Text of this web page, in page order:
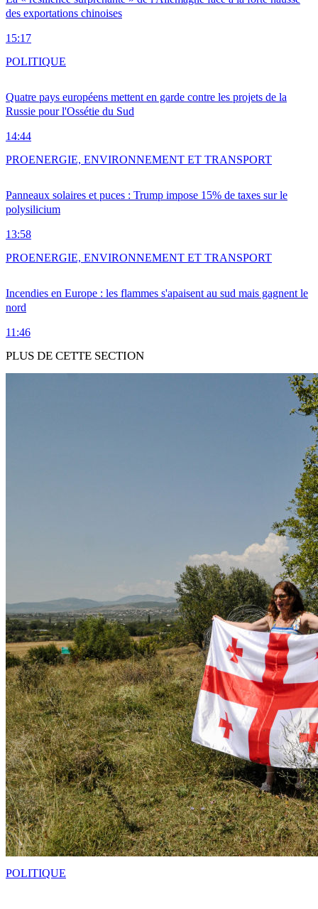
des exportations chinoises
15:17
Quatre pays européens mettent en garde contre les projets de la
Russie pour l'Ossétie du Sud
14:44
POLITIQUE
Panneaux solaires et puces : Trump impose 15% de taxes sur le
polysilicium
13:58
PROENERGIE, ENVIRONNEMENT ET TRANSPORT
Incendies en Europe : les flammes s'apaisent au sud mais gagnent le
nord
11:46
PROENERGIE, ENVIRONNEMENT ET TRANSPORT
PLUS DE CETTE SECTION
POLITIQUE